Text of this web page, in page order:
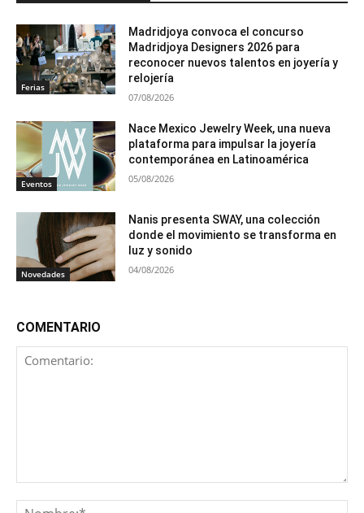
Ferias
Madridjoya convoca el concurso
Madridjoya Designers 2026 para
reconocer nuevos talentos en joyería y
relojería
07/08/2026
Eventos
Nace Mexico Jewelry Week, una nueva
plataforma para impulsar la joyería
contemporánea en Latinoamérica
05/08/2026
Novedades
Nanis presenta SWAY, una colección
donde el movimiento se transforma en
luz y sonido
04/08/2026
COMENTARIO